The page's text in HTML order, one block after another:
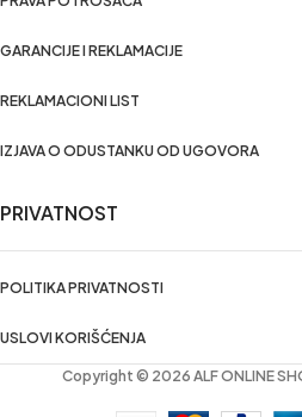
GARANCIJE I REKLAMACIJE
REKLAMACIONI LIST
IZJAVA O ODUSTANKU OD UGOVORA
PRIVATNOST
POLITIKA PRIVATNOSTI
USLOVI KORIŠĆENJA
Copyright © 2026 ALF ONLINE